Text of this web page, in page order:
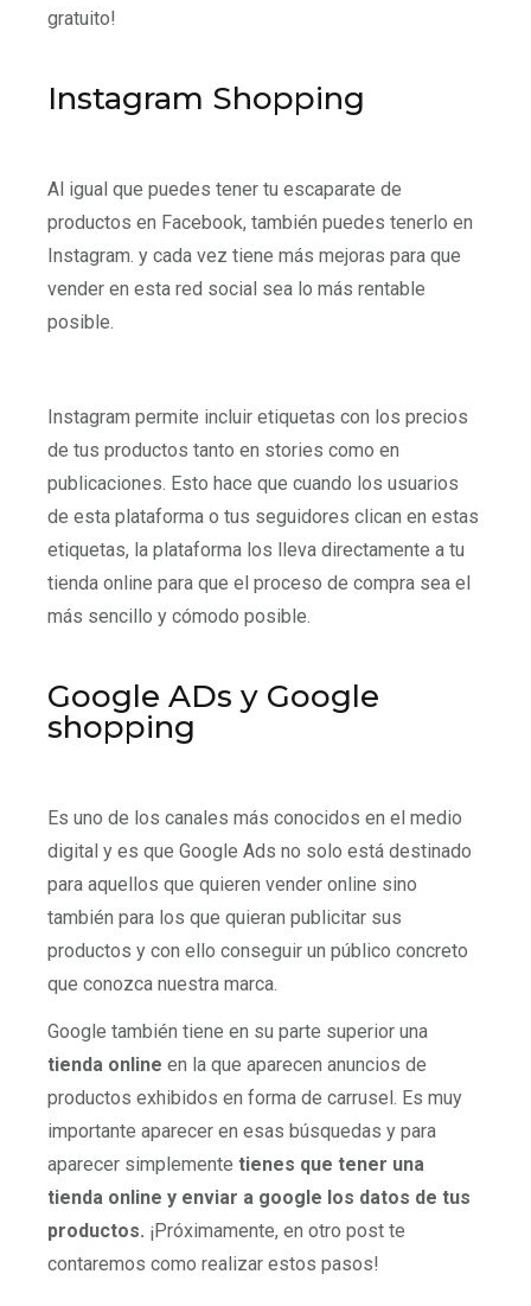
gratuito!
Instagram Shopping
Al igual que puedes tener tu escaparate de
productos en Facebook, también puedes tenerlo en
Instagram. y cada vez tiene más mejoras para que
vender en esta red social sea lo más rentable
posible.
Instagram permite incluir etiquetas con los precios
de tus productos tanto en stories como en
publicaciones. Esto hace que cuando los usuarios
de esta plataforma o tus seguidores clican en estas
etiquetas, la plataforma los lleva directamente a tu
tienda online para que el proceso de compra sea el
más sencillo y cómodo posible.
Google ADs y Google
shopping
Es uno de los canales más conocidos en el medio
digital y es que Google Ads no solo está destinado
para aquellos que quieren vender online sino
también para los que quieran publicitar sus
productos y con ello conseguir un público concreto
que conozca nuestra marca.
Google también tiene en su parte superior una
tienda online en la que aparecen anuncios de
productos exhibidos en forma de carrusel. Es muy
importante aparecer en esas búsquedas y para
aparecer simplemente tienes que tener una
tienda online y enviar a google los datos de tus
productos. ¡Próximamente, en otro post te
contaremos como realizar estos pasos!